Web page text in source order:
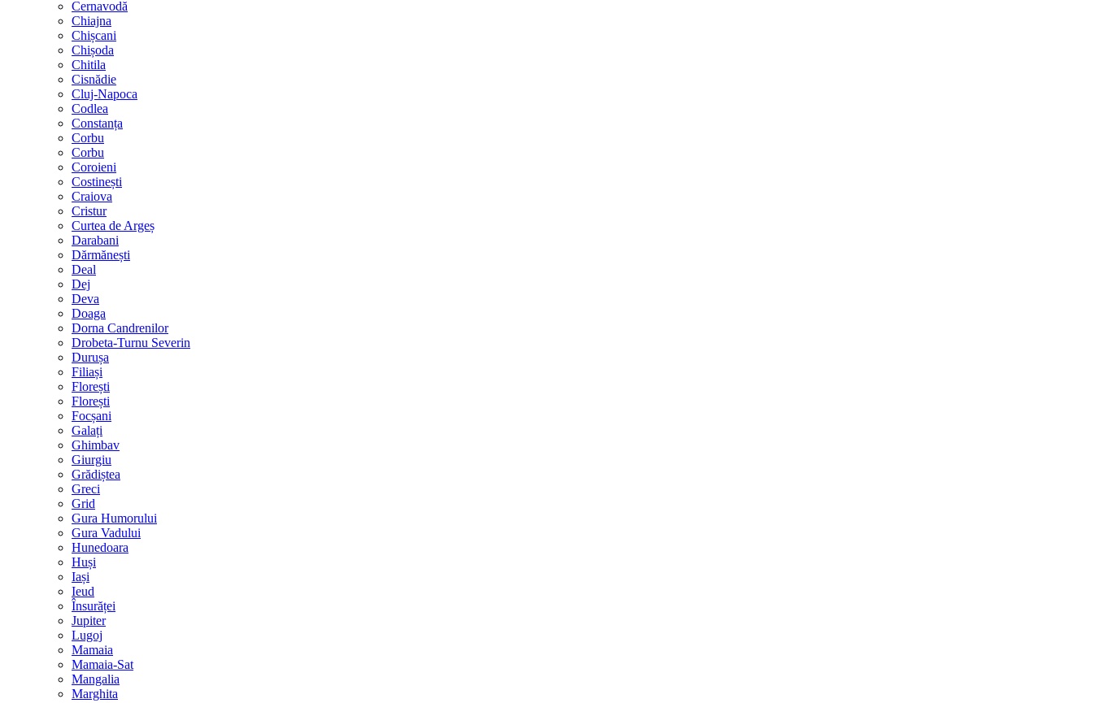
Cernavodă
Chiajna
Chișcani
Chișoda
Chitila
Cisnădie
Cluj-Napoca
Codlea
Constanța
Corbu
Corbu
Coroieni
Costinești
Craiova
Cristur
Curtea de Argeș
Darabani
Dărmănești
Deal
Dej
Deva
Doaga
Dorna Candrenilor
Drobeta-Turnu Severin
Durușa
Filiași
Florești
Florești
Focșani
Galați
Ghimbav
Giurgiu
Grădiștea
Greci
Grid
Gura Humorului
Gura Vadului
Hunedoara
Huși
Iași
Ieud
Însurăței
Jupiter
Lugoj
Mamaia
Mamaia-Sat
Mangalia
Marghita